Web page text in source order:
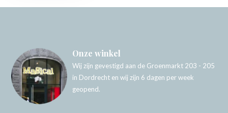
Onze winkel
Wij zijn gevestigd aan de Groenmarkt 203 - 205
in Dordrecht en wij zijn 6 dagen per week
geopend.